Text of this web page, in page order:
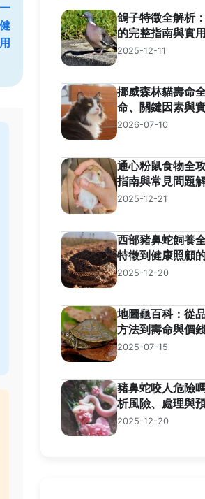
鴿子特徵全解析
的完整指南與實
2025-12-11
挪威森林貓壽命
命、關鍵因素與
2026-07-10
通心粉鼠食物全
指南與常見問題
2025-12-21
西部豬鼻蛇飼養
特徵到健康照顧
2025-12-20
地圖龜百科：從
方法到壽命與價
2025-07-15
豬鼻蛇咬人危險
析風險、處理與
2025-12-20